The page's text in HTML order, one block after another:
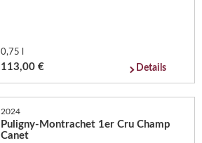
0,75 l
113,00 € Details
2024
Puligny-Montrachet 1er Cru Champ
Canet